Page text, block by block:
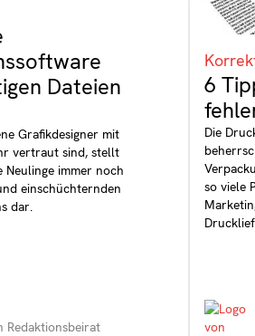
Dateien
Grafikdesigner mit
vertraut sind, stellt
immer noch
einschüchternden
dar.
Redaktionsbeirat
6
Die
so viele